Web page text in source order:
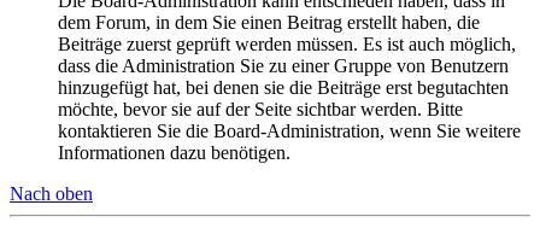
dem Forum, in dem Sie einen Beitrag erstellt haben, die
Beiträge zuerst geprüft werden müssen. Es ist auch möglich,
dass die Administration Sie zu einer Gruppe von Benutzern
hinzugefügt hat, bei denen sie die Beiträge erst begutachten
möchte, bevor sie auf der Seite sichtbar werden. Bitte
kontaktieren Sie die Board-Administration, wenn Sie weitere
Informationen dazu benötigen.
Nach oben